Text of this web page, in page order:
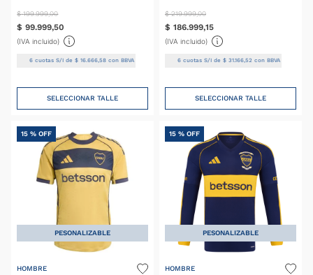
$ 199.999,00
$ 99.999,50
(IVA incluido)
6 cuotas S/I de$ 16.666,58 con BBVA
SELECCIONAR TALLE
$ 219.999,00
$ 186.999,15
(IVA incluido)
6cuotas S/I de $ 31.166,52con BBVA
SELECCIONAR TALLE
PESONALIZABLE
15 % OFF
HOMBRE
PESONALIZABLE
15 % OFF
HOMBRE